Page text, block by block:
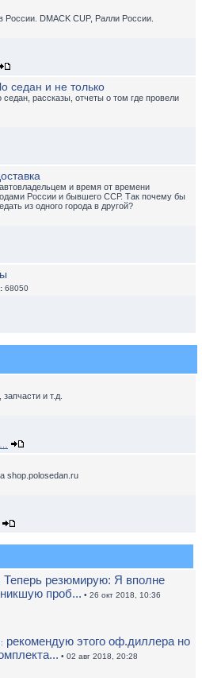
России. DMACK CUP, Ралли России.
седан и не только
рассказы, отчеты о том где провели
и время от времени
России и бывшего ССР. Так почему бы
из одного города в другой?
68050
и т.д.
shop.polosedan.ru
Теперь резюмирую: Я вполне
проб... • 26 окт 2018, 10:36
рекомендую этого оф.диллера но
• 02 авг 2018, 20:28